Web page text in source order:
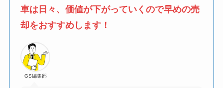
車は日々、価値が下がっていくので早めの売
却をおすすめします！
GS編集部